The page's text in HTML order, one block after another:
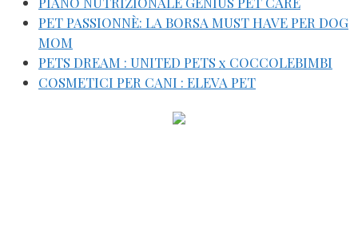
PET PASSIONNÈ: LA BORSA MUST HAVE PER DOG
MOM
PETS DREAM : UNITED PETS x COCCOLEBIMBI
COSMETICI PER CANI : ELEVA PET